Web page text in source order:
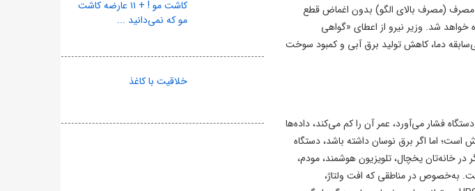
(مصرف بالای الگو) بدون اغماض قطع
شد. وزیر نیرو از اعطای «گواهی
دما، کاهش تولید برق آبی و کمبود سوخت
فشار می‌آورد، عمر آن را کم می‌کند، داده‌ها
اما اگر برق نوسان داشته باشد، دستگاه
خانه‌تان یخچال، تلویزیون هوشمند، مودم،
به‌خصوص در مناطقی که افت ولتاژ،
کاشت مو ! + ۱۱ عارضه کاشت
مو که نمی‌دانید ...
خلاقیت با کاغذ